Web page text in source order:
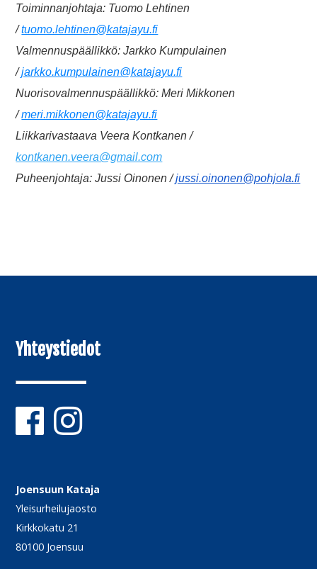
Toiminnanjohtaja: Tuomo Lehtinen
/tuomo.lehtinen@katajayu.fi
Valmennuspäällikkö: Jarkko Kumpulainen
/jarkko.kumpulainen@katajayu.fi
Nuorisovalmennuspäällikkö: Meri Mikkonen
/meri.mikkonen@katajayu.fi
Liikkarivastaava Veera Kontkanen /
kontkanen.veera@gmail.com
Puheenjohtaja: Jussi Oinonen /jussi.oinonen@pohjola.fi
Yhteystiedot
Joensuun Kataja
Yleisurheilujaosto
Kirkkokatu 21
80100 Joensuu